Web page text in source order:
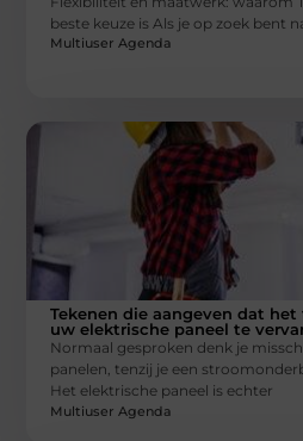
beste keuze is Als je op zoek bent
Multiuser Agenda
Tekenen die aangeven dat
uw elektrische paneel te
Normaal gesproken denk je
panelen, tenzij je een
Het elektrische paneel is echter
Multiuser Agenda